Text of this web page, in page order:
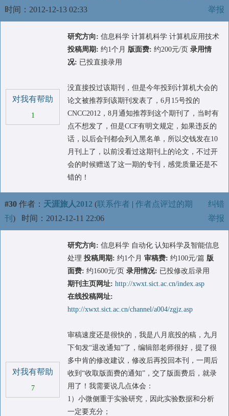
时间：2012-12-13 02:33
举报
对我有帮助
1
研究方向: 信息科学 计算机科学 计算机应用技术
投稿周期: 约1个月 版面费: 约200元/页 录用情
况: 已投直接录用
没直接投过该期刊，但是今年投到计算机大会的
论文被推荐到该期刊发表了，6月15号投的
CNCC2012，8月通知推荐到这个期刊了，当时有
点不想发了，但是CCF有明文规定，如果违反的
话，以后会刊都会列入黑名单，所以交钱发在10
月刊上了，以前没看过这期刊上的论文，不过开
会的时候赠送了这一期的专刊，感觉质量还是不
错的！
#30 作者： 天涯旅人2012 (联系作者 | 作者点评过的期
刊 ) 时间：2012-12-11 22:06
纠错
举报
对我有帮助
7
研究方向: 信息科学 自动化 认知科学及智能信息
处理 投稿周期: 约1个月 审稿费: 约100元/篇 版
面费: 约1600元/页 录用情况: 已投修改后录用
期刊主页网址: http://xwxt.sict.ac.cn/index.asp
在线投稿网址:
http://xwxt.sict.ac.cn/channel/a004/zgjz.asp
审稿速度还是很快的，我是八月底投的稿，九月
下旬发“退改通知”了，编辑部老师很好，提了很
多中肯的修改建议，修改后再投回本刊，一周后
收到“收取版面费的通知”，交了版面费后，就录
用了！我需要说几点体会：
1）小微侧重于实验研究，因此实验数据和分析
一定要充分；